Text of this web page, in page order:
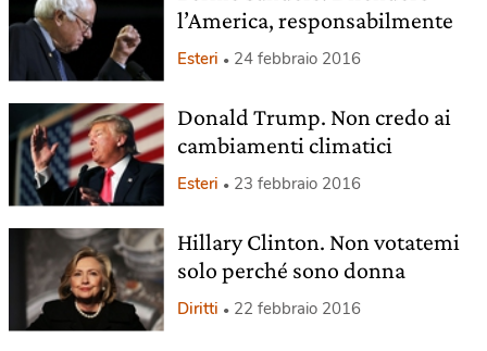
l’America, responsabilmente
Esteri 24 febbraio 2016
Donald Trump. Non credo ai
cambiamenti climatici
Esteri 23 febbraio 2016
Hillary Clinton. Non votatemi
solo perché sono donna
Diritti 22 febbraio 2016